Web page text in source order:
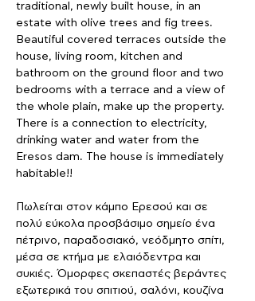
traditional, newly built house, in an
estate with olive trees and fig trees.
Beautiful covered terraces outside the
house, living room, kitchen and
bathroom on the ground floor and two
bedrooms with a terrace and a view of
the whole plain, make up the property.
There is a connection to electricity,
drinking water and water from the
Eresos dam. The house is immediately
habitable!!
Πωλείται στον κάμπο Ερεσού και σε
πολύ εύκολα προσβάσιμο σημείο ένα
πέτρινο, παραδοσιακό, νεόδμητο σπίτι,
μέσα σε κτήμα με ελαιόδεντρα και
συκιές. Όμορφες σκεπαστές βεράντες
εξωτερικά του σπιτιού, σαλόνι, κουζίνα